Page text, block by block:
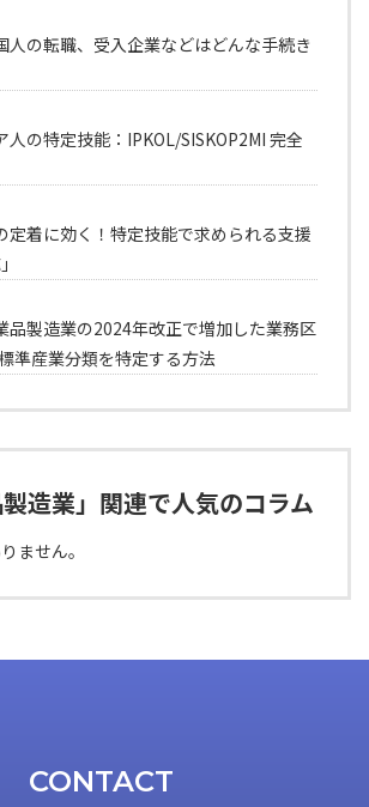
人の転職、受入企業などはどんな手続き
人の特定技能：IPKOL/SISKOP2MI 完全
定着に効く！特定技能で求められる支援
品製造業の2024年改正で増加した業務区
準産業分類を特定する方法
製造業」関連で人気のコラム
ません。
CONTACT